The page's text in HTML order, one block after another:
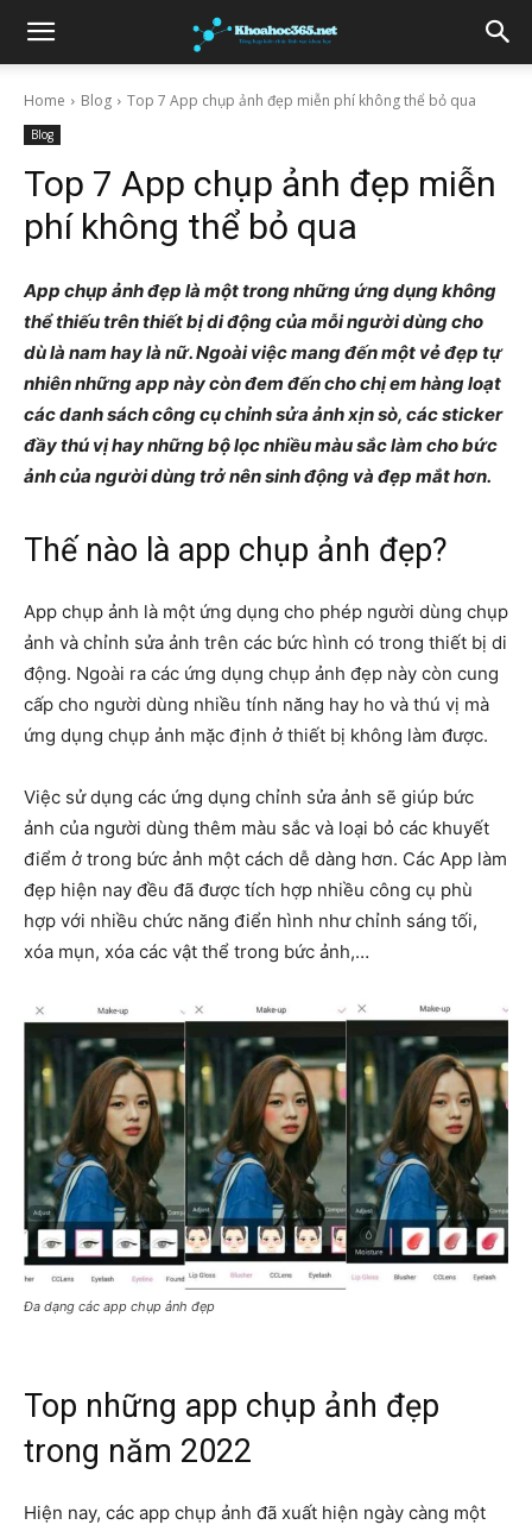
Home Blog Top 7 App chụp ảnh đẹp miễn phí không thể bỏ qua
Blog
Top 7 App chụp ảnh đẹp miễn
phí không thể bỏ qua
App chụp ảnh đẹp là một trong những ứng dụng không
thể thiếu trên thiết bị di động của mỗi người dùng cho
dù là nam hay là nữ. Ngoài việc mang đến một vẻ đẹp tự
nhiên những app này còn đem đến cho chị em hàng loạt
các danh sách công cụ chỉnh sửa ảnh xịn sò, các sticker
đầy thú vị hay những bộ lọc nhiều màu sắc làm cho bức
ảnh của người dùng trở nên sinh động và đẹp mắt hơn.
Thế nào là app chụp ảnh đẹp?
App chụp ảnh là một ứng dụng cho phép người dùng chụp
ảnh và chỉnh sửa ảnh trên các bức hình có trong thiết bị di
động. Ngoài ra các ứng dụng chụp ảnh đẹp này còn cung
cấp cho người dùng nhiều tính năng hay ho và thú vị mà
ứng dụng chụp ảnh mặc định ở thiết bị không làm được.
Việc sử dụng các ứng dụng chỉnh sửa ảnh sẽ giúp bức
ảnh của người dùng thêm màu sắc và loại bỏ các khuyết
điểm ở trong bức ảnh một cách dễ dàng hơn. Các App làm
đẹp hiện nay đều đã được tích hợp nhiều công cụ phù
hợp với nhiều chức năng điển hình như chỉnh sáng tối,
xóa mụn, xóa các vật thể trong bức ảnh,…
Đa dạng các app chụp ảnh đẹp
Top những app chụp ảnh đẹp
trong năm 2022
Hiện nay, các app chụp ảnh đã xuất hiện ngày càng một